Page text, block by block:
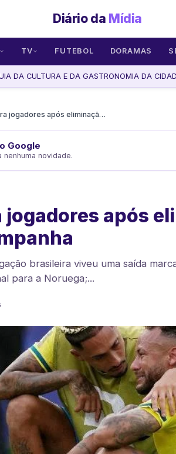
Diário da Mídia
TV FUTEBOL DORAMAS
DA CULTURA E DA GASTRONOMIA DA
Seleção libera jogadores após eliminação que iguala pior campanha
Google
novidade.
jogadores após
brasileira viveu uma saída
para a Noruega;...